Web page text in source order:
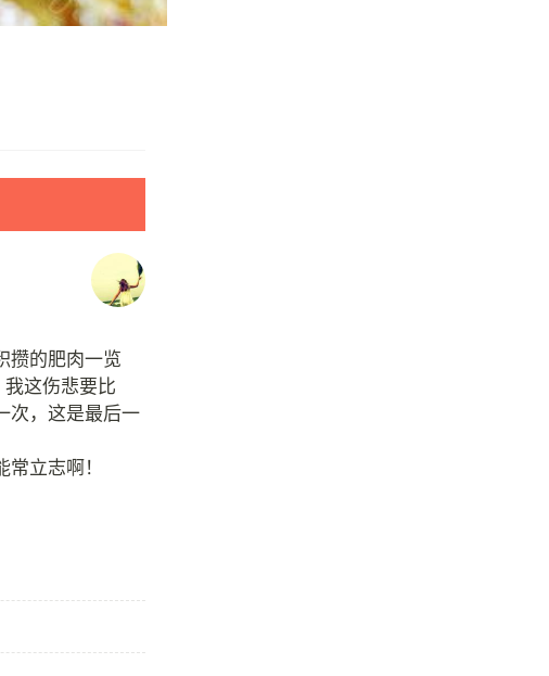
攒的肥肉一览
这伤悲要比
次，这是最后一